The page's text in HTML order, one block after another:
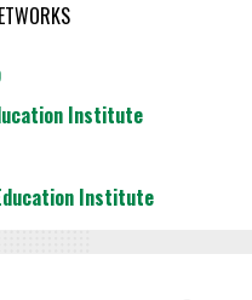
Institute
Institute